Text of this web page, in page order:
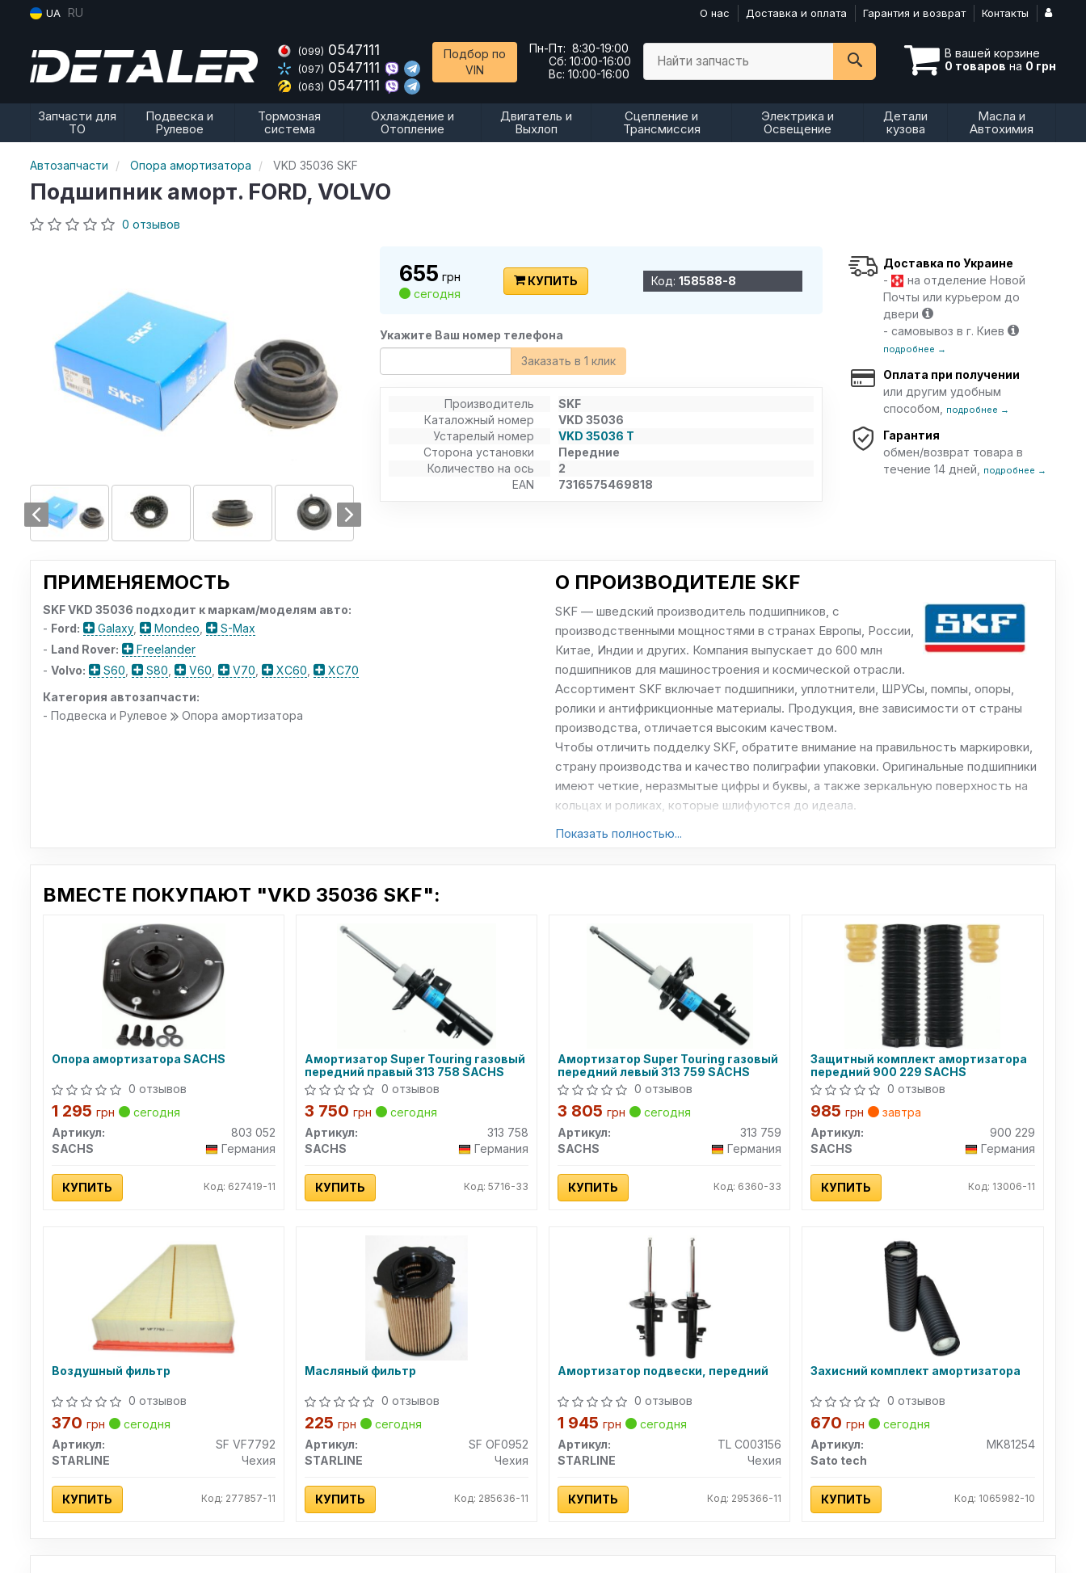
UA RU О нас Доставка и оплата Гарантия и возврат Контакты
(099) 0547111
(097) 0547111
(063) 0547111
Подбор по
VIN
Пн-Пт: 8:30-19:00
Сб: 10:00-16:00
Вс: 10:00-16:00
В вашей корзине
0 товаров на 0 грн
Найти запчасть
Запчасти для
ТО
Подвеска и
Рулевое
Тормозная
система
Охлаждение и
Отопление
Двигатель и
Выхлоп
Сцепление и
Трансмиссия
Электрика и
Освещение
Детали
кузова
Масла и
Автохимия
Автозапчасти Опора амортизатора VKD 35036 SKF
Подшипник аморт. FORD, VOLVO
0 отзывов
655 грн
сегодня
КУПИТЬ Код:158588-8
Укажите Ваш номер телефона
Заказать в 1 клик
Производитель
SKF
Каталожный номер
VKD 35036
Устарелый номер
VKD 35036 T
Сторона установки
Передние
Количество на ось
2
EAN
7316575469818
Доставка по Украине
-
на отделение Новой
Почты или курьером до
двери
- самовывоз в г. Киев
подробнее →
Оплата при получении
или другим удобным
способом,
подробнее →
Гарантия
обмен/возврат товара в
течение 14 дней,
подробнее →
ПРИМЕНЯЕМОСТЬ
SKF VKD 35036 подходит к маркам/моделям авто:
- Ford: Galaxy, Mondeo
S-Max
- Land Rover:
Freelander
- Volvo: S60 S80 V60 V70 XC60
XC70
Категория автозапчасти:
- Подвеска и Рулевое
Опора амортизатора
О ПРОИЗВОДИТЕЛЕ SKF
SKF — шведский производитель подшипников, с
производственными мощностями в странах Европы, России,
Китае, Индии и других. Компания выпускает до 600 млн
подшипников для машиностроения и космической отрасли.
Ассортимент SKF включает подшипники, уплотнители, ШРУСы, помпы, опоры,
ролики и антифрикционные материалы. Продукция, вне зависимости от страны
производства, отличается высоким качеством.
Чтобы отличить подделку SKF, обратите внимание на правильность маркировки,
страну производства и качество полиграфии упаковки. Оригинальные подшипники
имеют четкие, неразмытые цифры и буквы, а также зеркальную поверхность на
кольцах и роликах, которые шлифуются до идеала.
Показать полностью...
ВМЕСТЕ ПОКУПАЮТ "VKD 35036 SKF":
Опора амортизатора SACHS
0 отзывов
1 295 грн
сегодня
Артикул:
803 052
SACHS
Германия
КУПИТЬ Код: 627419-11
Амортизатор Super Touring газовый
передний правый 313 758 SACHS
0 отзывов
3 750 грн
сегодня
Артикул:
313 758
SACHS
Германия
КУПИТЬ Код: 5716-33
Амортизатор Super Touring газовый
передний левый 313 759 SACHS
0 отзывов
3 805 грн
сегодня
Артикул:
313 759
SACHS
Германия
КУПИТЬ Код: 6360-33
Защитный комплект амортизатора
передний 900 229 SACHS
0 отзывов
985грн
завтра
Артикул:
900 229
SACHS
Германия
КУПИТЬ Код: 13006-11
Воздушный фильтр
0 отзывов
370 грн
сегодня
Артикул:
SF VF7792
STARLINE
Чехия
КУПИТЬ Код: 277857-11
Масляный фильтр
0 отзывов
225 грн
сегодня
Артикул:
SF OF0952
STARLINE
Чехия
КУПИТЬ Код: 285636-11
Амортизатор подвески, передний
0 отзывов
1 945 грн
сегодня
Артикул:
TL C003156
STARLINE
Чехия
КУПИТЬ Код: 295366-11
Захисний комплект амортизатора
0 отзывов
670грн
сегодня
Артикул:
MK81254
Sato tech
КУПИТЬ Код: 1065982-10